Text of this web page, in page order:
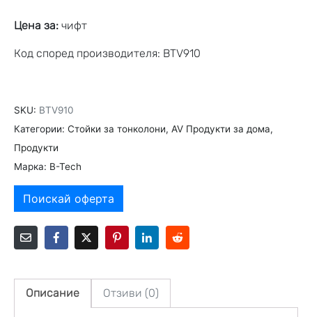
Цена за: чифт
Код според производителя: BTV910
SKU: BTV910
Категории: Стойки за тонколони, AV Продукти за дома,
Продукти
Марка: B-Tech
Поискай оферта
Описание Отзиви (0)